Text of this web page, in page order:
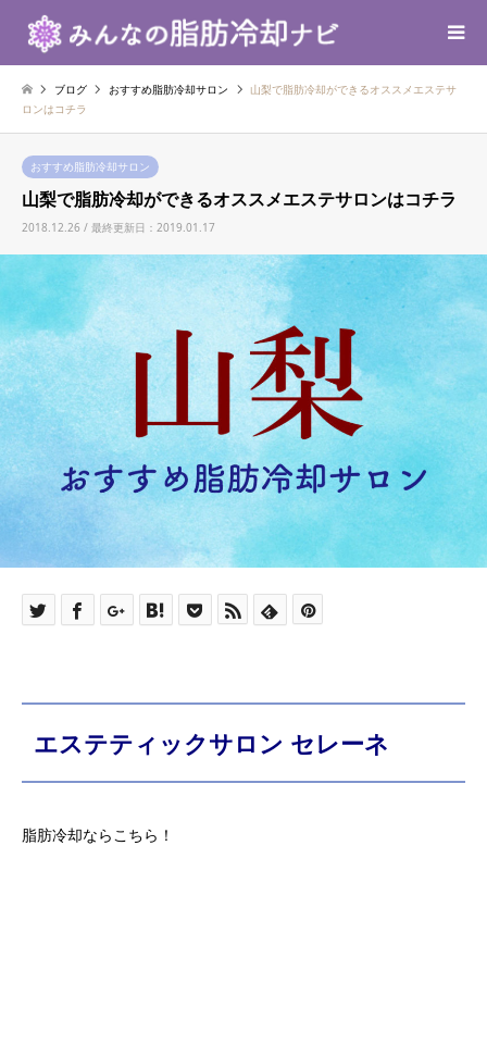
ブログ おすすめ脂肪冷却サロン
山梨で脂肪冷却ができるオススメエステサ
ロンはコチラ
おすすめ脂肪冷却サロン
山梨で脂肪冷却ができるオススメエステサロンはコチラ
2018.12.26 / 最終更新日：2019.01.17
エステティックサロン セレーネ
脂肪冷却ならこちら！